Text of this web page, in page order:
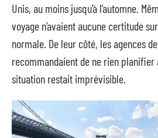
Unis, au moins jusqu’à l’automne.
voyage n’avaient aucune certitude
normale. De leur côté, les agences
recommandaient de ne rien planifier
situation restait imprévisible.